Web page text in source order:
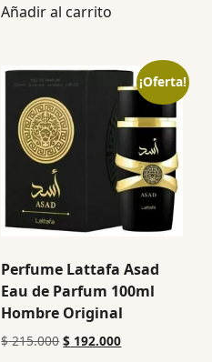
Añadir al carrito
¡Oferta!
Perfume Lattafa Asad
Eau de Parfum 100ml
Hombre Original
$215.000 $ 192.000